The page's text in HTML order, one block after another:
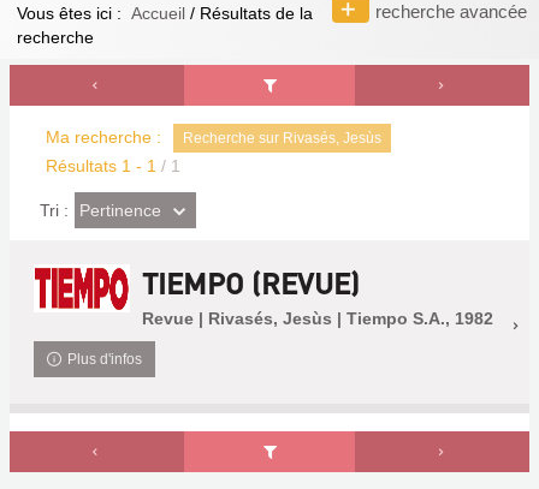
recherche avancée
Vous êtes ici : Accueil / Résultats de la
recherche
Ma recherche : Recherche sur Rivasés, Jesùs
Résultats 1 - 1 / 1
Tri : (Effet
imédiat)
Pertinence
TIEMPO (REVUE)
Revue | Rivasés, Jesùs | Tiempo S.A., 1982
Plus d'infos